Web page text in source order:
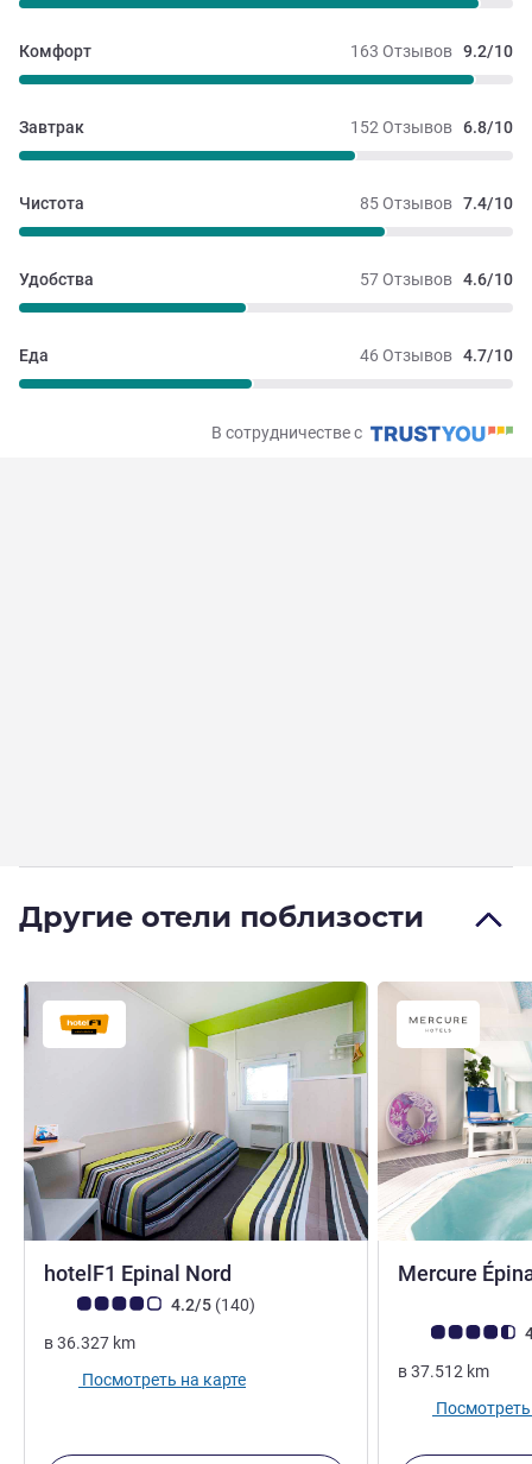
163 Отзывов 9.2/10
Комфорт
152 Отзывов 6.8/10
Завтрак
85 Отзывов 7.4/10
Чистота
57 Отзывов 4.6/10
Удобства
46 Отзывов 4.7/10
Еда
В сотрудничестве с
Другие отели поблизости
hotelF1 Epinal Nord
Примечание: отзывы клиентов (Рейтинг ALL)
4.2/5 (140Отзывов
)
в36.327 km
Посмотреть на карте
Mercure
Примечание:
в37.512 km
Посмотреть